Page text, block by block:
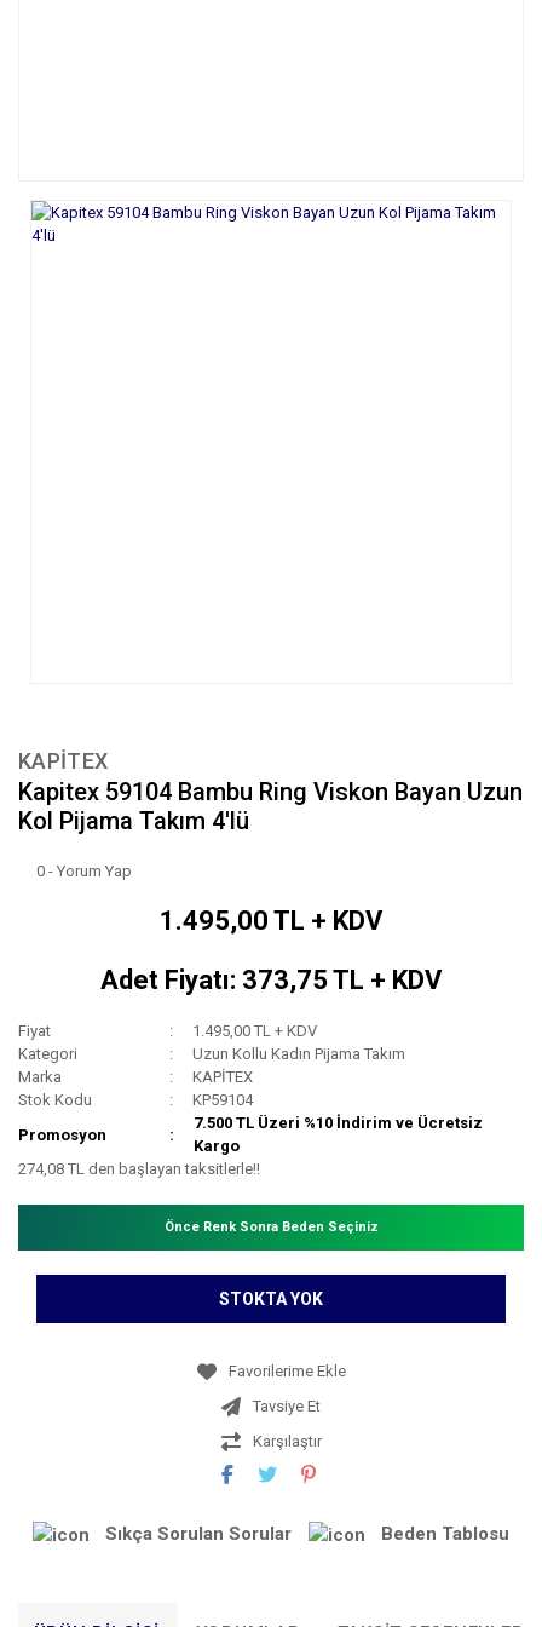
KAPİTEX
Kapitex 59104 Bambu Ring Viskon Bayan Uzun
Kol Pijama Takım 4'lü
0 - Yorum Yap
1.495,00 TL + KDV
Adet Fiyatı: 373,75 TL + KDV
Fiyat
1.495,00 TL + KDV
Kategori
Uzun Kollu Kadın Pijama Takım
Marka
KAPİTEX
Stok Kodu
KP59104
Promosyon
7.500 TL Üzeri %10 İndirim ve Ücretsiz
Kargo
274,08 TL den başlayan taksitlerle!!
Önce Renk Sonra Beden Seçiniz
STOKTA YOK
Tavsiye Et
Karşılaştır
Sıkça Sorulan Sorular Beden Tablosu